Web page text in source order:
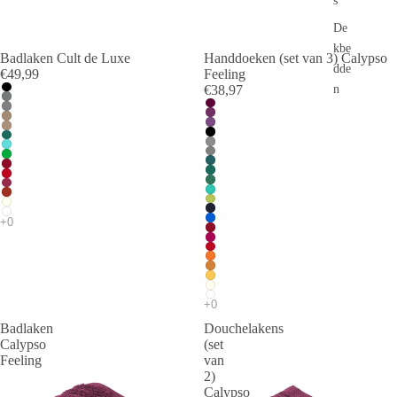
De
kbe
dde
n
Badlaken Cult de Luxe
€49,99
Handdoeken (set van 3) Calypso
Feeling
€38,97
Badlaken
Calypso
Feeling
Douchelakens
(set
van
2)
Calypso